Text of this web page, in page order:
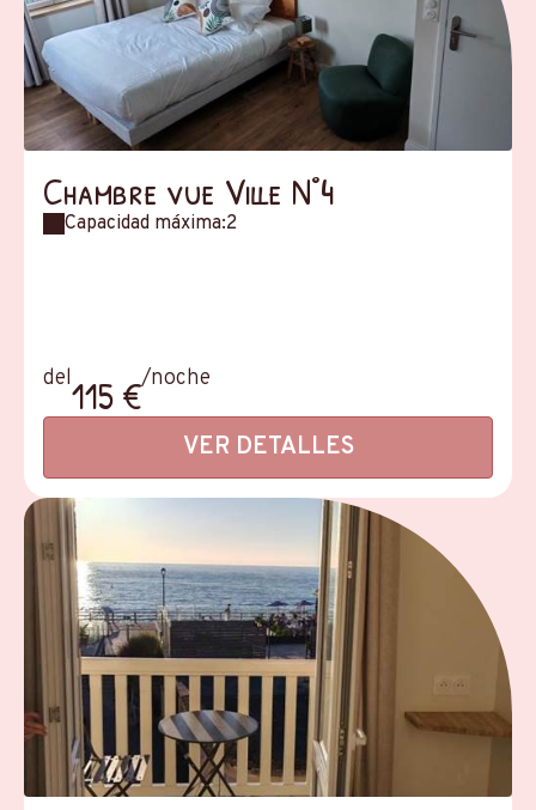
Chambre vue Ville N°4
Capacidad máxima:2
del115 €/noche
VER DETALLES